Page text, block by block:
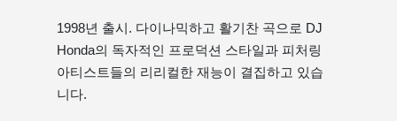
1998년 출시. 다이나믹하고 활기찬 곡으로 DJ
Honda의 독자적인 프로덕션 스타일과 피처링
아티스트들의 리리컬한 재능이 결집하고 있습
니다.